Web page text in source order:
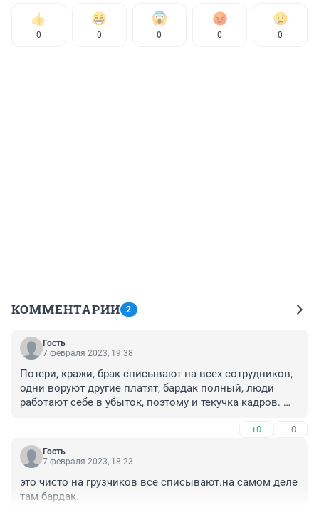
0 0 0 0 0
КОММЕНТАРИИ 2
Гость
7 февраля 2023, 19:38
Потери, кражи, брак списывают на всех сотрудников,
одни воруют другие платят, бардак полный, люди
работают себе в убыток, поэтому и текучка кадров.
+0 –0
Гость
7 февраля 2023, 18:23
это чисто на грузчиков все списывают.на самом деле
там бардак.